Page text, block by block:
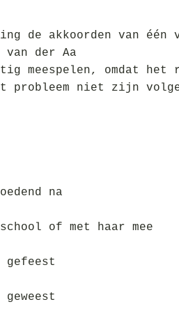
de akkoorden van één
der Aa
meespelen, omdat
probleem niet zijn
na
of met haar mee
gefeest